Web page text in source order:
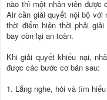
nào thì một nhân viên được
Air cần giải quyết nội bộ với
thời điểm hiện thời phải
bay còn lại an toàn.
Khi giải quyết khiếu nại,
được các bước cơ bản sau:
1. Lắng nghe, hỏi và tìm